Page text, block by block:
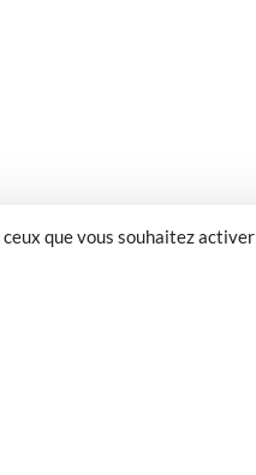
que vous souhaitez activer